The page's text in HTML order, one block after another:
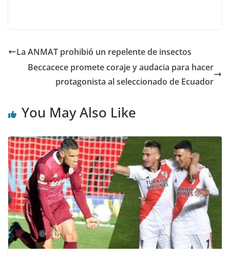
La ANMAT prohibió un repelente de insectos
Beccacece promete coraje y audacia para hacer
protagonista al seleccionado de Ecuador
You May Also Like